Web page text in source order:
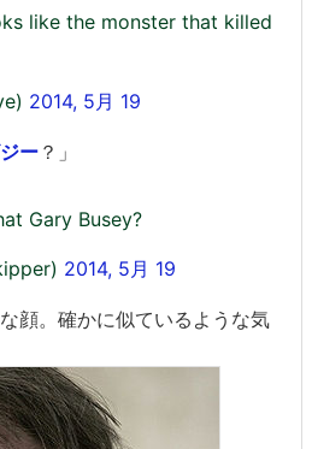
like the monster that killed
2014, 5月 19
ー ？」
Gary Busey?
2014, 5月 19
顔。確かに似ているような気